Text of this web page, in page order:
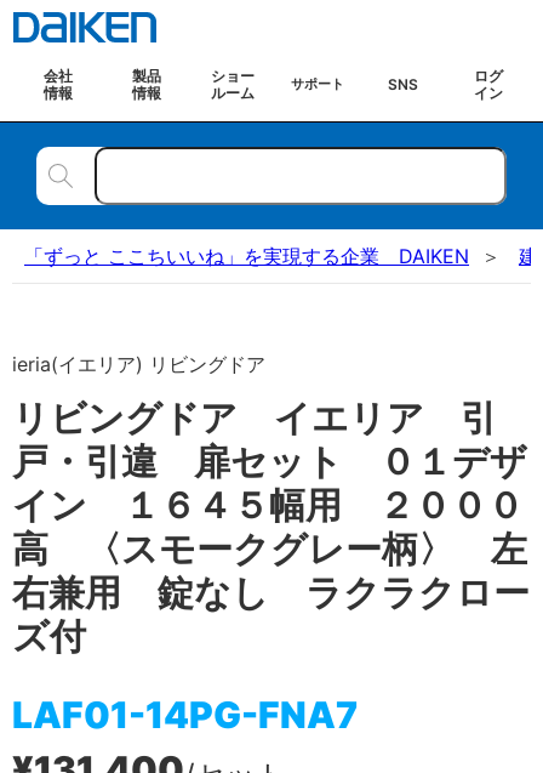
会社
情報
製品
情報
ショー
ルーム
サポート SNS
ログ
イン
「ずっと ここちいいね」を実現する企業 DAIKEN 建
ieria(イエリア) リビングドア
リビングドア イエリア 引
戸・引違 扉セット ０１デザ
イン １６４５幅用 ２０００
高 〈スモークグレー柄〉 左
右兼用 錠なし ラクラクロー
ズ付
LAF01-14PG-FNA7